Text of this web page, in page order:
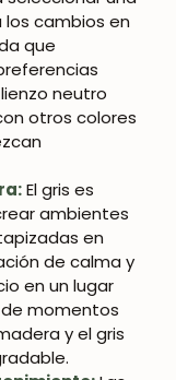
cambios en
que
neutro
otros colores
El gris es
ambientes
en
de calma y
en un lugar
momentos
y el gris